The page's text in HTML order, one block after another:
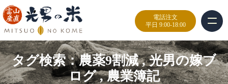
電話注文
平日 9:00-18:00
タグ検索：農薬9割減,光男の嫁ブ
ログ,農業簿記